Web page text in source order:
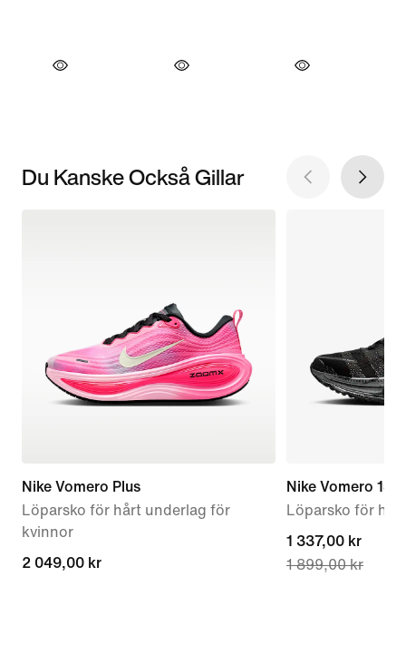
Du Kanske Också Gillar
Nike Vomero Plus
Löparsko för hårt underlag för
kvinnor
2 049,00 kr
2 049,00 kr
Nike Vomero 18
Löparsko för
current
price
1 337,00 kr
1 899,00 kr